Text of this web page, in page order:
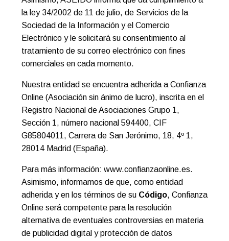
la ley 34/2002 de 11 de julio, de Servicios de la
Sociedad de la Información y el Comercio
Electrónico y le solicitará su consentimiento al
tratamiento de su correo electrónico con fines
comerciales en cada momento.
Nuestra entidad se encuentra adherida a Confianza
Online (Asociación sin ánimo de lucro), inscrita en el
Registro Nacional de Asociaciones Grupo 1,
Sección 1, número nacional 594400, CIF
G85804011, Carrera de San Jerónimo, 18, 4º 1,
28014 Madrid (España).
Para más información: www.confianzaonline.es.
Asimismo, informamos de que, como entidad
adherida y en los términos de su Código, Confianza
Online será competente para la resolución
alternativa de eventuales controversias en materia
de publicidad digital y protección de datos